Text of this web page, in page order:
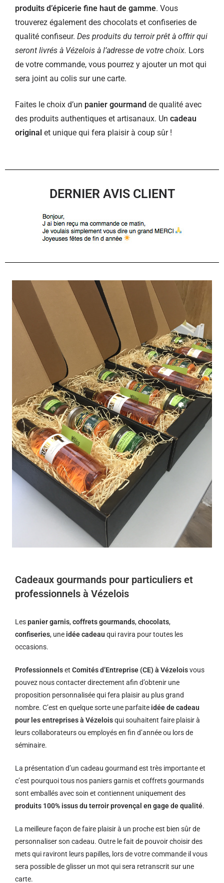
produits d’épicerie fine haut de gamme. Vous
trouverez également des chocolats et confiseries de
qualité confiseur. Des produits du terroir prêt à offrir qui
seront livrés à Vézelois à l’adresse de votre choix. Lors
de votre commande, vous pourrez y ajouter un mot qui
sera joint au colis sur une carte.
Faites le choix d’un panier gourmand de qualité avec
des produits authentiques et artisanaux. Un cadeau
original et unique qui fera plaisir à coup sûr !
DERNIER AVIS CLIENT
Cadeaux gourmands pour particuliers et
professionnels à Vézelois
Lespanier garnis,coffrets gourmands,chocolats,
confiseries, une idée cadeau qui ravira pour toutes les
occasions.
Professionnelset Comités d’Entreprise (CE) à Vézeloisvous
pouvez nous contacter directement afin d’obtenir une
proposition personnalisée qui fera plaisir au plus grand
nombre. C’est en quelque sorte une parfaite idée de cadeau
pour les entreprises à Vézeloisqui souhaitent faire plaisir à
leurs collaborateurs ou employés en fin d’année ou lors de
séminaire.
La présentation d’un cadeau gourmand est très importante et
c’est pourquoi tous nos paniers garnis et coffrets gourmands
sont emballés avec soin et contiennent uniquement des
produits 100% issus du terroir provençal en gage de qualité.
La meilleure façon de faire plaisir à un proche est bien sûr de
personnaliser son cadeau. Outre le fait de pouvoir choisir des
mets qui raviront leurs papilles, lors de votre commande il vous
sera possible de glisser un mot qui sera retranscrit sur une
carte.